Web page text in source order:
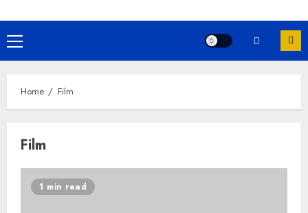
Primary
Menu
Home Film
Film
1 min read